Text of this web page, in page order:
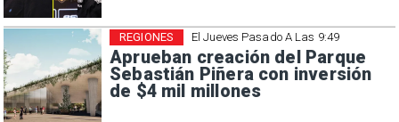
El Jueves Pasado A Las 9:49
Aprueban creación del Parque
Sebastián Piñera con inversión
de $4 mil millones
REGIONES